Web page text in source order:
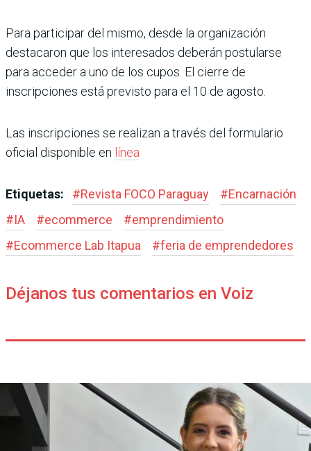
Para participar del mismo, desde la organización
destacaron que los interesados deberán postularse
para acceder a uno de los cupos. El cierre de
inscripciones está previsto para el 10 de agosto.
Las inscripciones se realizan a través del formulario
oficial disponible en línea
Etiquetas: #Revista FOCO Paraguay #Encarnación
#IA #ecommerce #emprendimiento
#Ecommerce Lab Itapua #feria de emprendedores
Déjanos tus comentarios en Voiz